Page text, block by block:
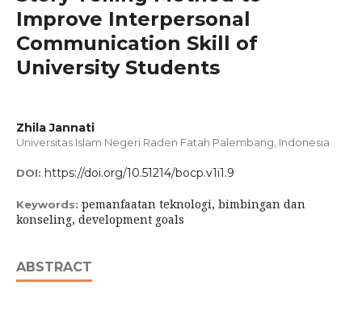
Improve Interpersonal
Communication Skill of
University Students
Zhila Jannati
Universitas Islam Negeri Raden Fatah Palembang, Indonesia
DOI: https://doi.org/10.51214/bocp.v1i1.9
Keywords: pemanfaatan teknologi, bimbingan dan
konseling, development goals
ABSTRACT